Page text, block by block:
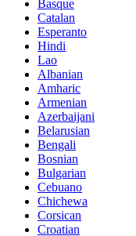
Basque
Catalan
Esperanto
Hindi
Lao
Albanian
Amharic
Armenian
Azerbaijani
Belarusian
Bengali
Bosnian
Bulgarian
Cebuano
Chichewa
Corsican
Croatian